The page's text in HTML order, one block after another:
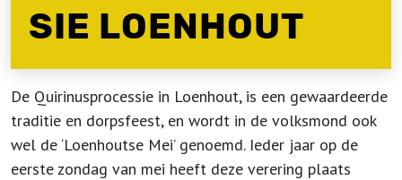
SIE LOENHOUT
De Quirinusprocessie in Loenhout, is een gewaardeerde
traditie en dorpsfeest, en wordt in de volksmond ook
wel de ‘Loenhoutse Mei’ genoemd. Ieder jaar op de
eerste zondag van mei heeft deze verering plaats